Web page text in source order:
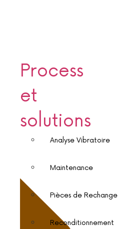
Process
et
solutions
Analyse Vibratoire
Maintenance
Pièces de Rechange
Reconditionnement